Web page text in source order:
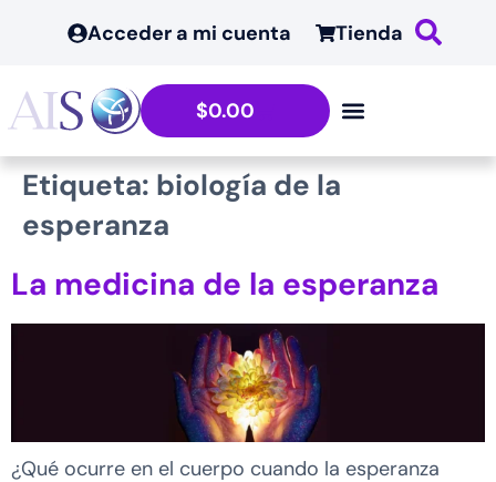
contenido
Acceder a mi cuenta Tienda
$0.00
Etiqueta: biología de la
esperanza
La medicina de la esperanza
¿Qué ocurre en el cuerpo cuando la esperanza